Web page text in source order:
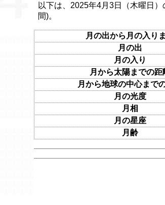
以下は、2025年4月3日（木曜日
間)。
月の出から月の入り
月の出
月の入り
月から太陽までの距
月から地球の中心まで
月の光度
月相
月の星座
月齢